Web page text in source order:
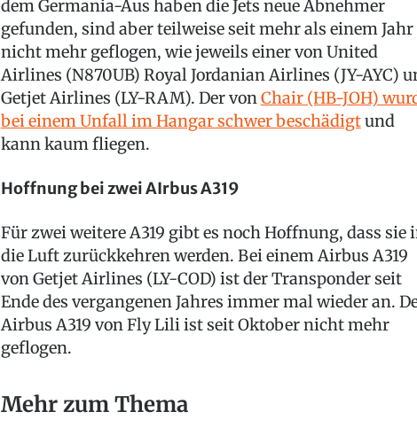
dem Germania-Aus haben die Jets neue Abnehmer
gefunden, sind aber teilweise seit mehr als einem Jahr
nicht mehr geflogen, wie jeweils einer von United
Airlines (N870UB) Royal Jordanian Airlines (JY-AYC)
Getjet Airlines (LY-RAM). Der vonChair (HB-JOH)
bei einem Unfall im Hangar schwer beschädigtund
kann kaum fliegen.
Hoffnung bei zwei AIrbus A319
Für zwei weitere A319 gibt es noch Hoffnung, dass sie
die Luft zurückkehren werden. Bei einem Airbus A319
von Getjet Airlines (LY-COD) ist der Transponder seit
Ende des vergangenen Jahres immer mal wieder an.
Airbus A319 von Fly Lili ist seit Oktober nicht mehr
geflogen.
Mehr zum Thema